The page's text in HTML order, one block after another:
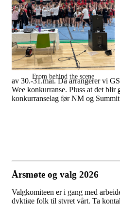
From behind the scene
av 30.-31.mai. Da arrangerer vi
Wee konkurranse. Pluss at det blir
konkurranselag før NM og Summit
Årsmøte og valg 2026
Valgkomiteen er i gang med
dyktige folk til styret vårt. Ta